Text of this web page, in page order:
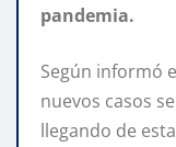
pandemia.
Según informó
nuevos casos
llegando de